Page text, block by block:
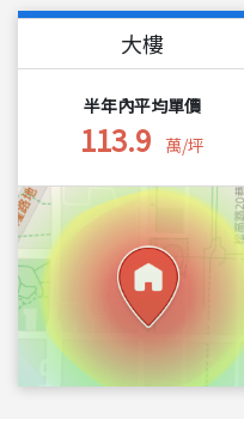
大樓
半年內平均單價
113.9 萬/坪